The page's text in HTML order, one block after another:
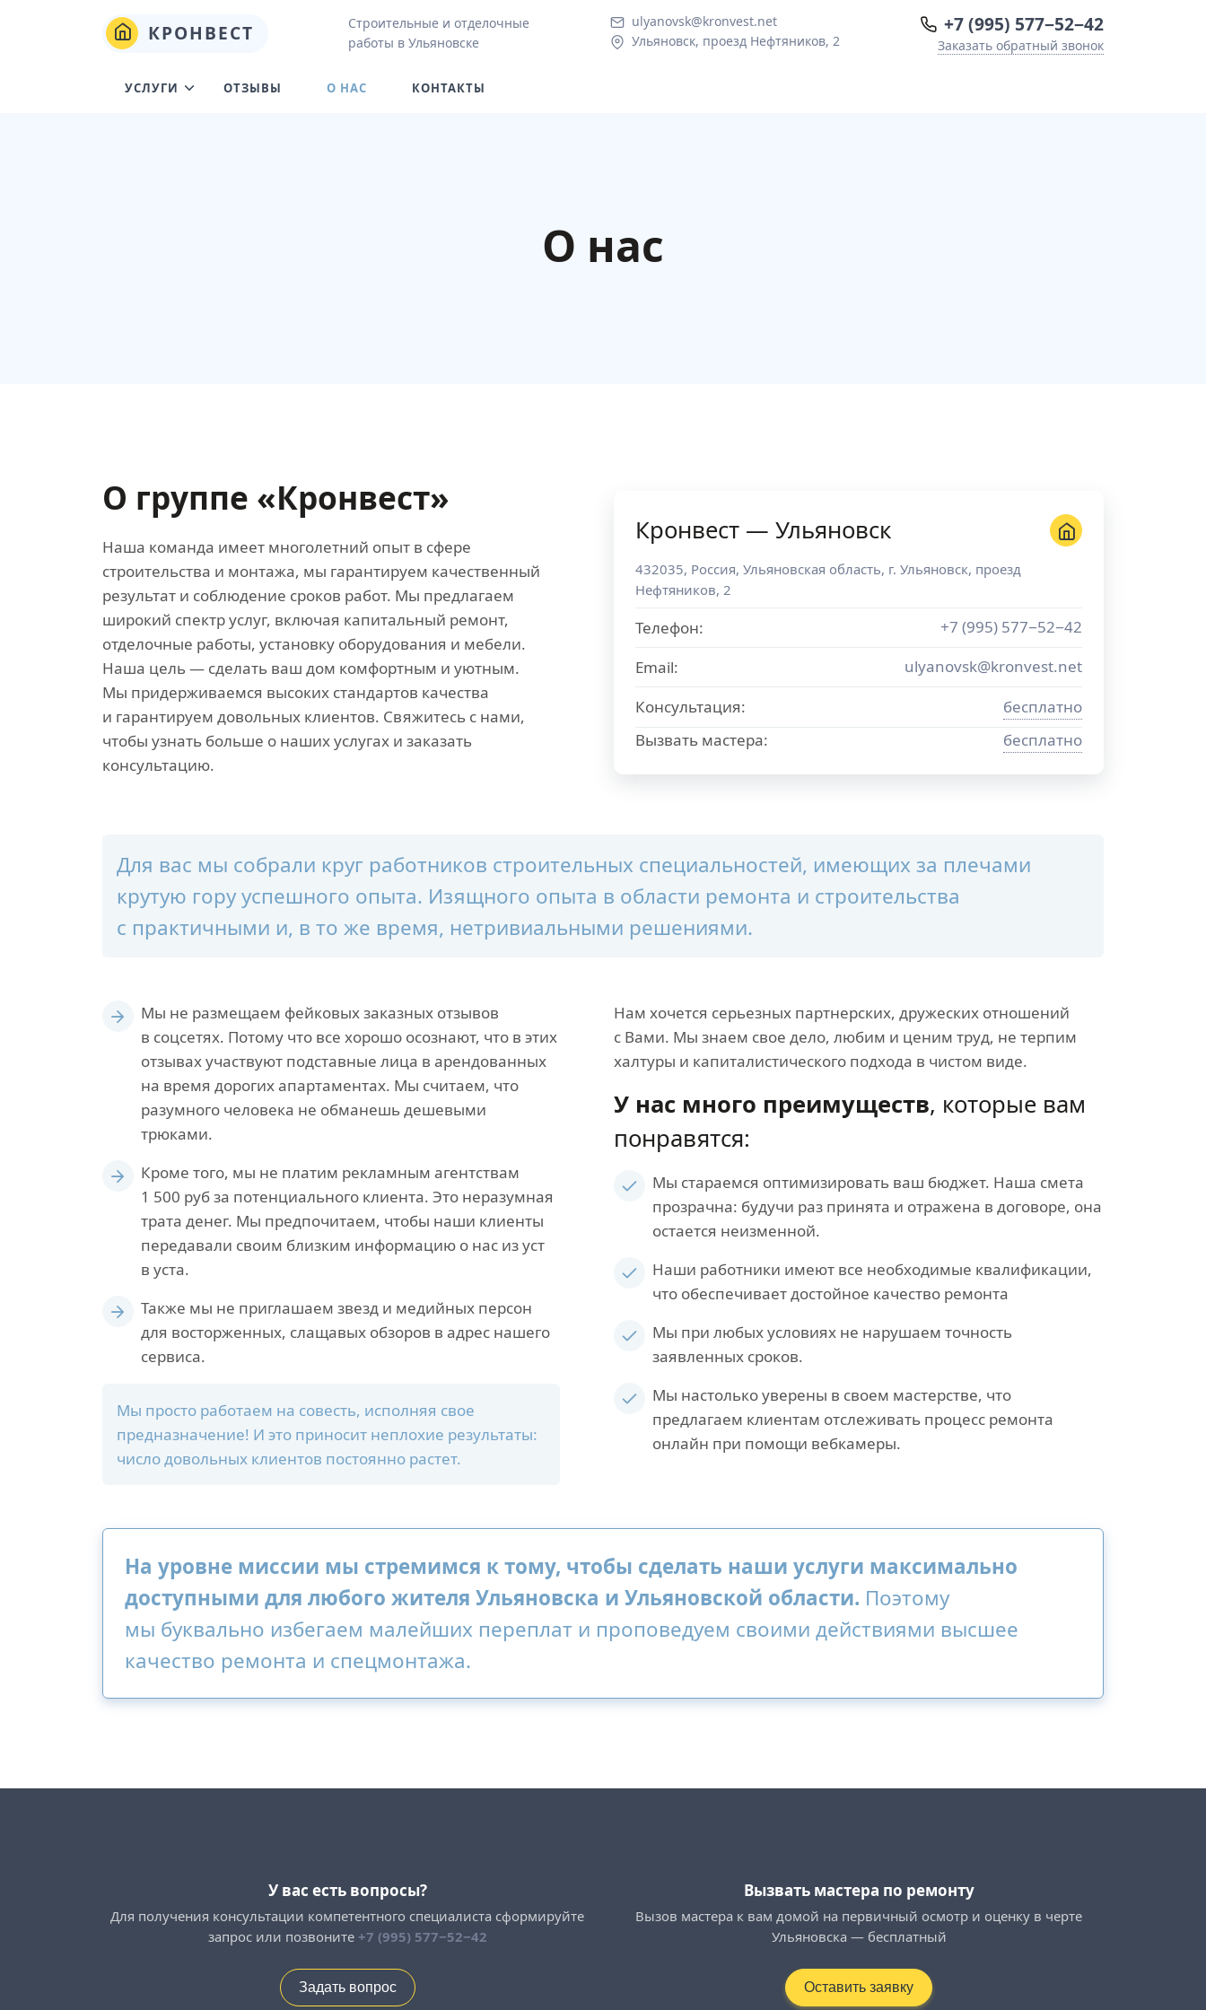
КРОНВЕСТ
Строительные и отделочные
работы в Ульяновске
ulyanovsk@kronvest.net
Ульяновск, проезд Нефтяников, 2
+7 (995) 577−52−42
Заказать обратный звонок
УСЛУГИ ОТЗЫВЫ О НАС КОНТАКТЫ
О нас
О группе «Кронвест»
Наша команда имеет многолетний опыт в сфере
строительства и монтажа, мы гарантируем качественный
результат и соблюдение сроков работ. Мы предлагаем
широкий спектр услуг, включая капитальный ремонт,
отделочные работы, установку оборудования и мебели.
Наша цель — сделать ваш дом комфортным и уютным.
Мы придерживаемся высоких стандартов качества
и гарантируем довольных клиентов. Свяжитесь с нами,
чтобы узнать больше о наших услугах и заказать
консультацию.
Кронвест — Ульяновск
432035, Россия, Ульяновская область, г. Ульяновск, проезд
Нефтяников, 2
Телефон:
+7 (995) 577−52−42
Email:
ulyanovsk@kronvest.net
Консультация:
бесплатно
Вызвать мастера:
бесплатно
Для вас мы собрали круг работников строительных специальностей, имеющих за плечами
крутую гору успешного опыта. Изящного опыта в области ремонта и строительства
с практичными и, в то же время, нетривиальными решениями.
Мы не размещаем фейковых заказных отзывов
в соцсетях. Потому что все хорошо осознают, что в этих
отзывах участвуют подставные лица в арендованных
на время дорогих апартаментах. Мы считаем, что
разумного человека не обманешь дешевыми
трюками.
Кроме того, мы не платим рекламным агентствам
1 500 руб за потенциального клиента. Это неразумная
трата денег. Мы предпочитаем, чтобы наши клиенты
передавали своим близким информацию о нас из уст
в уста.
Также мы не приглашаем звезд и медийных персон
для восторженных, слащавых обзоров в адрес нашего
сервиса.
Мы просто работаем на совесть, исполняя свое
предназначение! И это приносит неплохие результаты:
число довольных клиентов постоянно растет.
Нам хочется серьезных партнерских, дружеских отношений
с Вами. Мы знаем свое дело, любим и ценим труд, не терпим
халтуры и капиталистического подхода в чистом виде.
У нас много преимуществ, которые вам
понравятся:
Мы стараемся оптимизировать ваш бюджет. Наша смета
прозрачна: будучи раз принята и отражена в договоре, она
остается неизменной.
Наши работники имеют все необходимые квалификации,
что обеспечивает достойное качество ремонта
Мы при любых условиях не нарушаем точность
заявленных сроков.
Мы настолько уверены в своем мастерстве, что
предлагаем клиентам отслеживать процесс ремонта
онлайн при помощи вебкамеры.
На уровне миссии мы стремимся к тому, чтобы сделать наши услуги максимально
доступными для любого жителя Ульяновска и Ульяновской области. Поэтому
мы буквально избегаем малейших переплат и проповедуем своими действиями высшее
качество ремонта и спецмонтажа.
У вас есть вопросы?
Для получения консультации компетентного специалиста сформируйте
запрос или позвоните +7 (995) 577−52−42
Задать вопрос
Вызвать мастера по ремонту
Вызов мастера к вам домой на первичный осмотр и оценку в черте
Ульяновска — бесплатный
Оставить заявку